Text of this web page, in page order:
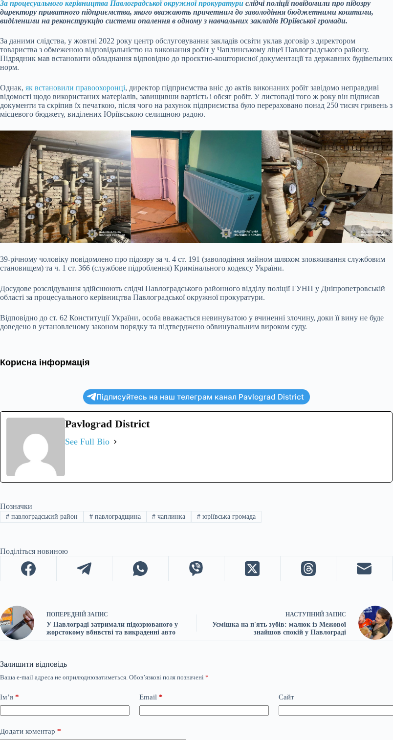
За процесуального керівництва Павлоградської окружної прокуратури слідчі поліції повідомили про підозру
директору приватного підприємства, якого вважають причетним до заволодіння бюджетними коштами,
виділеними на реконструкцію системи опалення в одному з навчальних закладів Юріївської громади.
За даними слідства, у жовтні 2022 року центр обслуговування закладів освіти уклав договір з директором
товариства з обмеженою відповідальністю на виконання робіт у Чаплинському ліцеї Павлоградського району.
Підрядник мав встановити обладнання відповідно до проєктно-кошторисної документації та державних будівельних
норм.
Однак, як встановили правоохоронці, директор підприємства вніс до актів виконаних робіт завідомо неправдиві
відомості щодо використаних матеріалів, завищивши вартість і обсяг робіт. У листопаді того ж року він підписав
документи та скріпив їх печаткою, після чого на рахунок підприємства було перераховано понад 250 тисяч гривень з
місцевого бюджету, виділених Юріївською селищною радою.
39-річному чоловіку повідомлено про підозру за ч. 4 ст. 191 (заволодіння майном шляхом зловживання службовим
становищем) та ч. 1 ст. 366 (службове підроблення) Кримінального кодексу України.
Досудове розслідування здійснюють слідчі Павлоградського районного відділу поліції ГУНП у Дніпропетровській
області за процесуального керівництва Павлоградської окружної прокуратури.
Відповідно до ст. 62 Конституції України, особа вважається невинуватою у вчиненні злочину, доки її вину не буде
доведено в установленому законом порядку та підтверджено обвинувальним вироком суду.
Корисна інформація
Підписуйтесь на наш телеграм канал Pavlograd District
Pavlograd District
See Full Bio
Позначки
#павлоградський район #павлоградщина # чаплинка # юріївська громада
Поділіться новиною
ПОПЕРЕДНІЙ ЗАПИС
У Павлограді затримали підозрюваного у
жорстокому вбивстві та викраденні авто
НАСТУПНИЙ ЗАПИС
Усмішка на п'ять зубів: малюк із Межової
знайшов спокій у Павлограді
Залишити відповідь
Ваша e-mail адреса не оприлюднюватиметься. Обов’язкові поля позначені *
Ім’я * Email * Сайт
Додати коментар *